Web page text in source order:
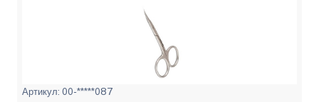
Артикул: 00-*****087